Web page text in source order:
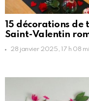
15 décorations de
Saint-Valentin
28 janvier 2025, 17 h 08